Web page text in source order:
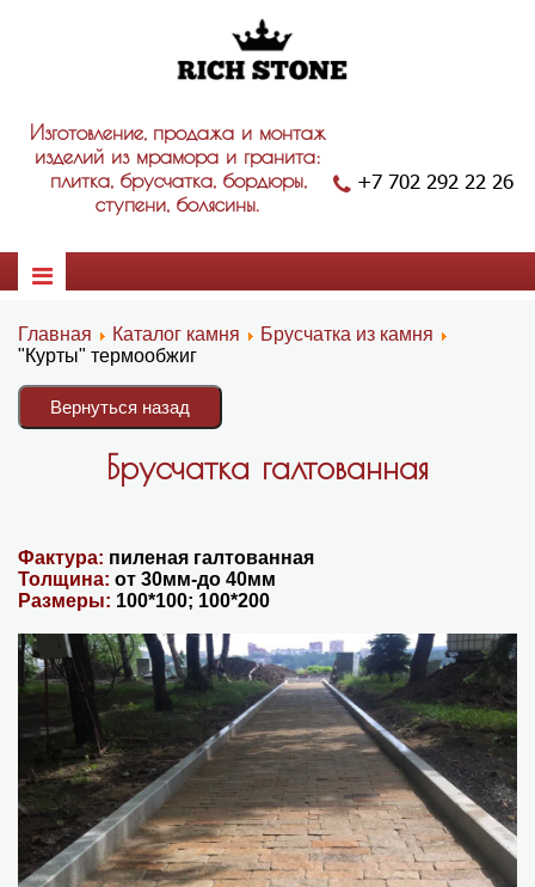
Изготовление, продажа и монтаж
изделий из мрамора и гранита:
плитка, брусчатка, бордюры,
ступени, болясины.
+7 702 292 22 26
Главная Каталог камня
Брусчатка из камня
"Курты" термообжиг
Брусчатка галтованная
Фактура: пиленая галтованная
Толщина: от 30мм-до 40мм
Размеры: 100*100; 100*200